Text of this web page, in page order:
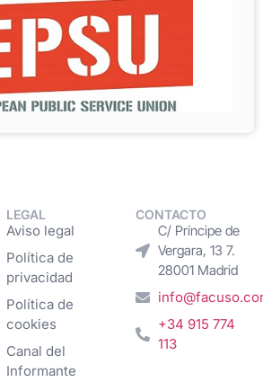
LEGAL
Aviso legal
Política de
privacidad
Política de
cookies
Canal del
Informante
CONTACTO
C/ Príncipe de
Vergara, 13 7.
28001 Madrid
+34 915 774
113